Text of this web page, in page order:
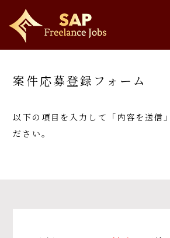
案件応募登録フォーム
以下の項目を入力して「内容を送信
ださい。